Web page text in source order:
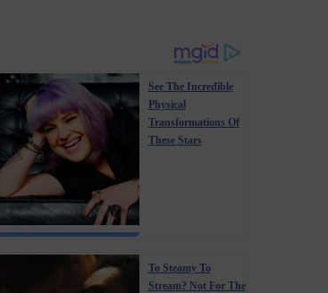
See The Incredible
Physical
Transformations Of
These Stars
To Steamy To
Stream? Not For The